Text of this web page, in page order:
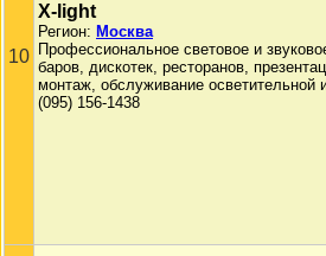
10
X-light
Регион: Москва
Профессиональное световое и
баров, дискотек, ресторанов,
монтаж, обслуживание осветительной
(095) 156-1438